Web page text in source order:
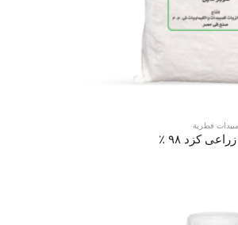
مبيدات فطرية
كزد ٩٨ ٪